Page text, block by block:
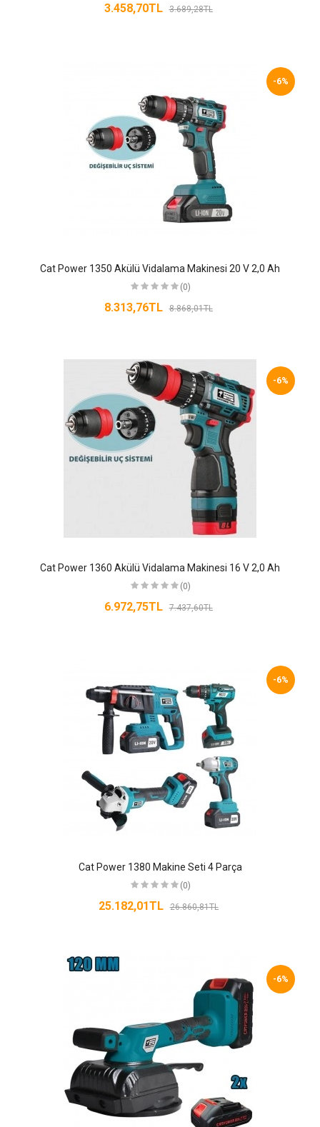
3.458,70TL 3.689,28TL
-6%
Cat Power 1350 Akülü Vidalama Makinesi 20 V 2,0 Ah
(0)
8.313,76TL 8.868,01TL
-6%
Cat Power 1360 Akülü Vidalama Makinesi 16 V 2,0 Ah
(0)
6.972,75TL 7.437,60TL
-6%
Cat Power 1380 Makine Seti 4 Parça
(0)
25.182,01TL 26.860,81TL
-6%